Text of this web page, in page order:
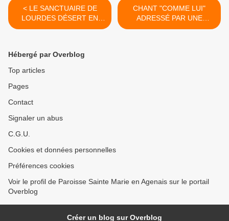
< LE SANCTUAIRE DE
LOURDES DÉSERT EN
PLEIN MOIS DE MAI
CHANT "COMME LUI"
ADRESSÉ PAR UNE
PAROISSIENNE "
Hébergé par Overblog
Top articles
Pages
Contact
Signaler un abus
C.G.U.
Cookies et données personnelles
Préférences cookies
Voir le profil de Paroisse Sainte Marie en Agenais sur le portail
Overblog
Créer un blog sur Overblog